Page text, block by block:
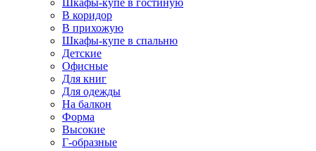
Шкафы-купе в гостиную
В коридор
В прихожую
Шкафы-купе в спальню
Детские
Офисные
Для книг
Для одежды
На балкон
Форма
Высокие
Г-образные